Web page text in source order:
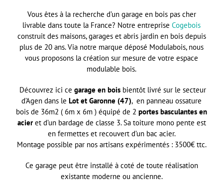
Vous êtes à la recherche d’un garage en bois pas cher
livrable dans toute la France? Notre entreprise Cogebois
construit des maisons, garages et abris jardin en bois depuis
plus de 20 ans. Via notre marque déposé Modulabois, nous
vous proposons la création sur mesure de votre espace
modulable bois.
Découvrez ici ce garage en boisbientôt livré sur le secteur
d’Agen dans le Lot et Garonne (47), en panneau ossature
bois de 36m2 ( 6m x 6m ) équipé de 2 portes basculantes en
acieret d’un bardage de classe 3. Sa toiture mono pente est
en fermettes et recouvert d’un bac acier.
Montage possible par nos artisans expérimentés : 3500€ ttc.
Ce garage peut être installé à coté de toute réalisation
existante moderne ou ancienne.